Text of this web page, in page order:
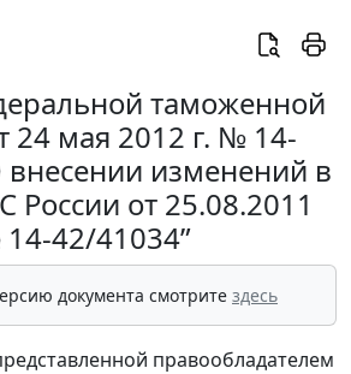
таможенной
24 мая 2012 г. № 14-
изменений в
России от 25.08.2011
42/41034”
документа смотрите здесь
правообладателем